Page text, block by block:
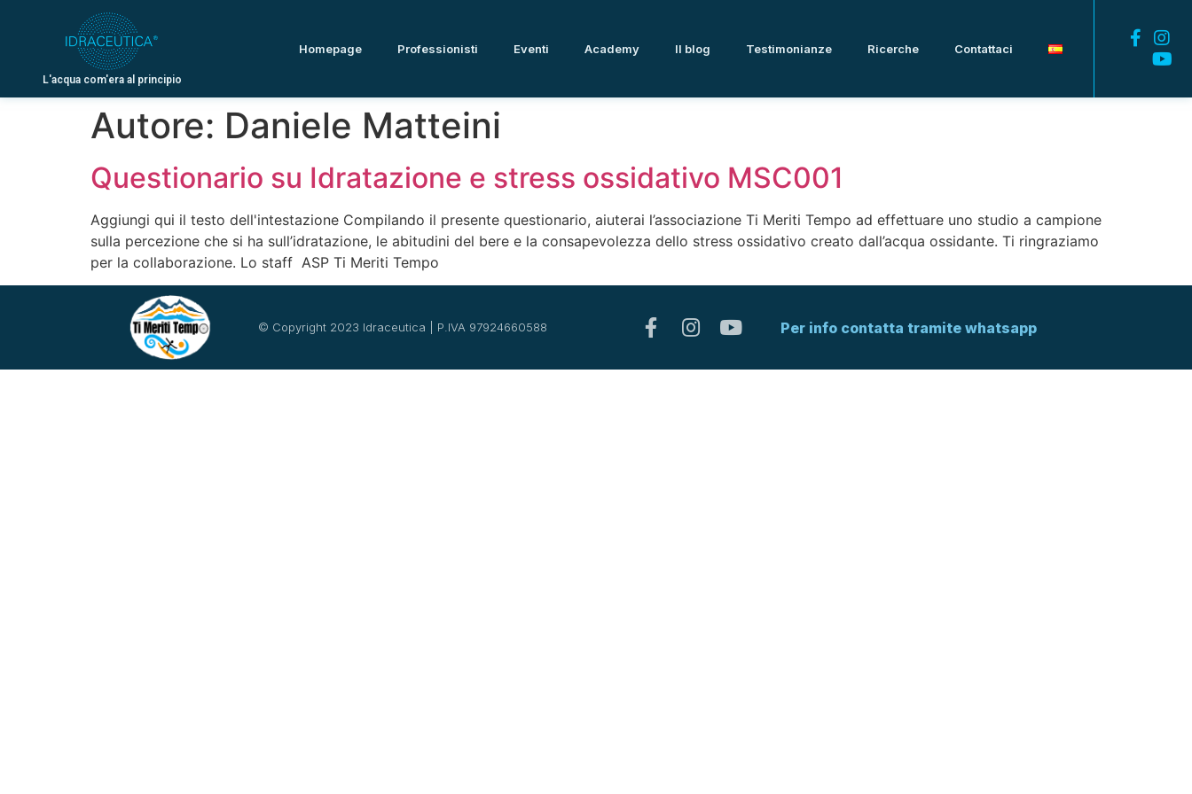
L'acqua com'era al principio
Homepage Professionisti Eventi Academy Il blog Testimonianze Ricerche Contattaci
Autore: Daniele Matteini
Questionario su Idratazione e stress ossidativo MSC001
Aggiungi qui il testo dell'intestazione Compilando il presente questionario, aiuterai l’associazione Ti Meriti Tempo ad effettuare uno studio a campione
sulla percezione che si ha sull’idratazione, le abitudini del bere e la consapevolezza dello stress ossidativo creato dall’acqua ossidante. Ti ringraziamo
per la collaborazione. Lo staff ASP Ti Meriti Tempo
© Copyright 2023 Idraceutica | P.IVA 97924660588 Per info contatta tramite whatsapp